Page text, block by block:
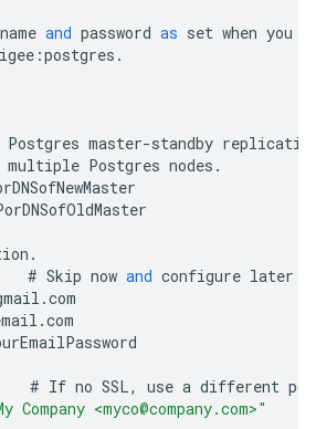
and password as set when you
:postgres .
Postgres master-standby
multiple Postgres nodes .
.
# Skip now and configure later
.com
.com
# If no SSL, use a different
Company <myco@company.com>"